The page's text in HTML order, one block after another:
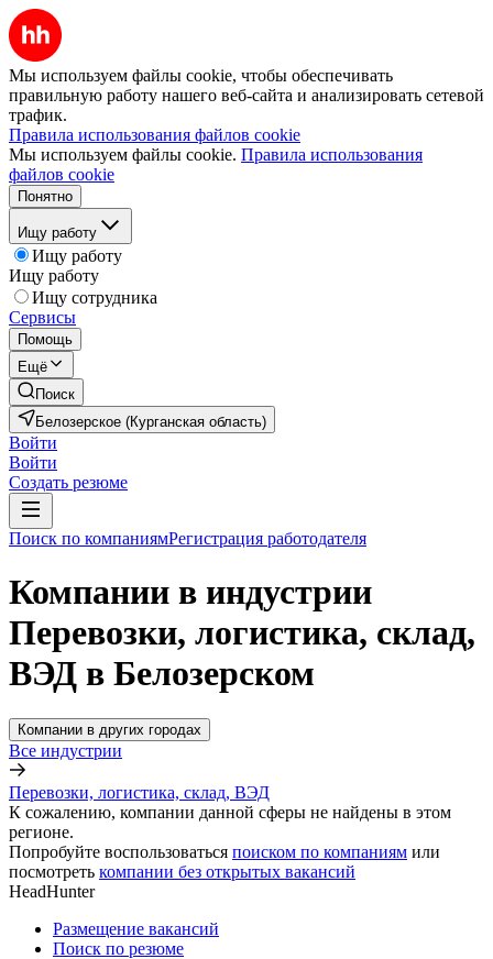
Мы используем файлы cookie, чтобы обеспечивать
правильную работу нашего веб-сайта и анализировать сетевой
трафик.
Правила использования файлов cookie
Мы используем файлы cookie. Правила использования
файлов cookie
Понятно
Ищу работу
Ищу работу
Ищу работу
Ищу сотрудника
Сервисы
Помощь
Ещё
Поиск
Белозерское (Курганская область)
Войти
Войти
Создать резюме
Поиск по компаниямРегистрация работодателя
Компании в индустрии
Перевозки, логистика, склад,
ВЭД в Белозерском
Компании в других городах
Все индустрии
Перевозки, логистика, склад, ВЭД
К сожалению, компании данной сферы не найдены в этом
регионе.
Попробуйте воспользоваться поиском по компаниям или
посмотреть компании без открытых вакансий
HeadHunter
Размещение вакансий
Поиск по резюме